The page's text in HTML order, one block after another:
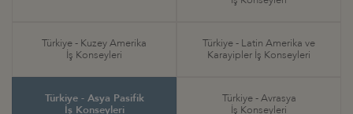
Türkiye - Kuzey Amerika
İş Konseyleri
Türkiye - Latin Amerika ve
Karayipler İş Konseyleri
Türkiye - Asya Pasifik
İş Konseyleri
Türkiye - Avrasya
İş Konseyleri